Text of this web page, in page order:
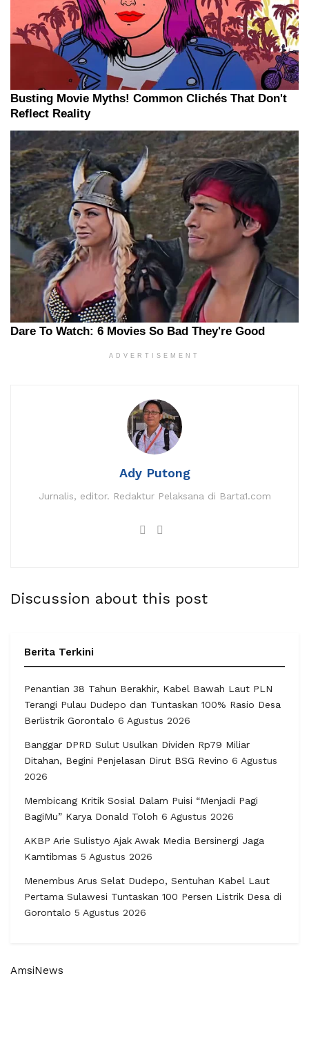
ADVERTISEMENT
Ady Putong
Jurnalis, editor. Redaktur Pelaksana di Barta1.com
Discussion about this post
Berita Terkini
Penantian 38 Tahun Berakhir, Kabel Bawah Laut PLN
Terangi Pulau Dudepo dan Tuntaskan 100% Rasio Desa
Berlistrik Gorontalo 6 Agustus 2026
Banggar DPRD Sulut Usulkan Dividen Rp79 Miliar
Ditahan, Begini Penjelasan Dirut BSG Revino 6 Agustus
2026
Membicang Kritik Sosial Dalam Puisi “Menjadi Pagi
BagiMu” Karya Donald Toloh 6 Agustus 2026
AKBP Arie Sulistyo Ajak Awak Media Bersinergi Jaga
Kamtibmas 5 Agustus 2026
Menembus Arus Selat Dudepo, Sentuhan Kabel Laut
Pertama Sulawesi Tuntaskan 100 Persen Listrik Desa di
Gorontalo 5 Agustus 2026
AmsiNews